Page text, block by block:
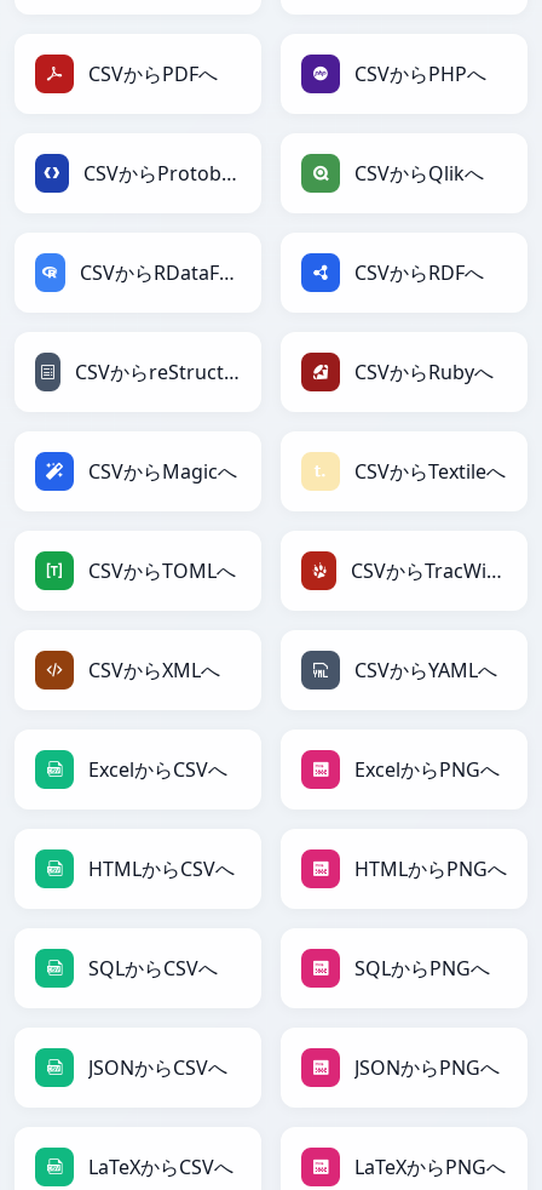
CSVからPDFへ CSVからPHPへ
CSVからProtobufへ CSVからQlikへ
CSVからRDataFrameへ CSVからRDFへ
CSVからreStructuredTextへ CSVからRubyへ
CSVからMagicへ CSVからTextileへ
CSVからTOMLへ CSVからTracWikiへ
CSVからXMLへ CSVからYAMLへ
ExcelからCSVへ ExcelからPNGへ
HTMLからCSVへ HTMLからPNGへ
SQLからCSVへ SQLからPNGへ
JSONからCSVへ JSONからPNGへ
LaTeXからCSVへ LaTeXからPNGへ